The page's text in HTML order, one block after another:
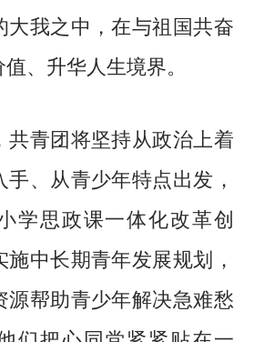
大我之中，在与祖国共奋
、升华人生境界。
青团将坚持从政治上着
、从青少年特点出发，
学思政课一体化改革创
中长期青年发展规划，
源帮助青少年解决急难愁